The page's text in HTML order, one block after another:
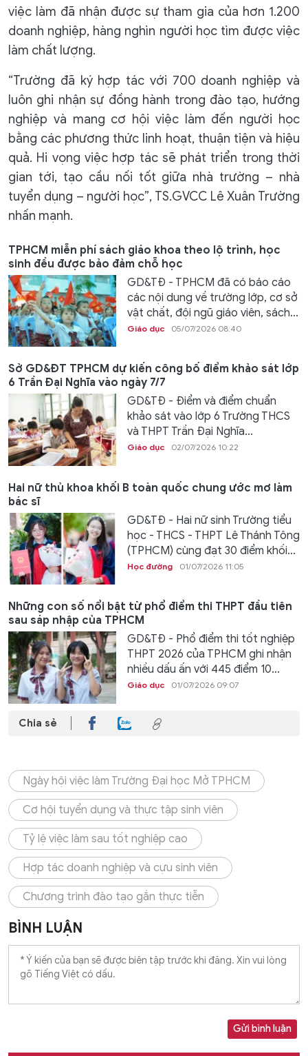
việc làm đã nhận được sự tham gia của hơn 1.200
doanh nghiệp, hàng nghìn người học tìm được việc
làm chất lượng.
“Trường đã ký hợp tác với 700 doanh nghiệp và
luôn ghi nhận sự đồng hành trong đào tạo, hướng
nghiệp và mang cơ hội việc làm đến người học
bằng các phương thức linh hoạt, thuận tiện và hiệu
quả. Hi vọng việc hợp tác sẽ phát triển trong thời
gian tới, tạo cầu nối tốt giữa nhà trường – nhà
tuyển dụng – người học”, TS.GVCC Lê Xuân Trường
nhấn mạnh.
TPHCM miễn phí sách giáo khoa theo lộ trình, học
sinh đều được bảo đảm chỗ học
GD&TĐ - TPHCM đã có báo cáo
các nội dung về trường lớp, cơ sở
vật chất, đội ngũ giáo viên, sách...
Giáo dục 05/07/2026 08:40
Sở GD&ĐT TPHCM dự kiến công bố điểm khảo sát lớp
6 Trần Đại Nghĩa vào ngày 7/7
GD&TĐ - Điểm và điểm chuẩn
khảo sát vào lớp 6 Trường THCS
và THPT Trần Đại Nghĩa...
Giáo dục 02/07/2026 10:22
Hai nữ thủ khoa khối B toàn quốc chung ước mơ làm
bác sĩ
GD&TĐ - Hai nữ sinh Trường tiểu
học - THCS - THPT Lê Thánh Tông
(TPHCM) cùng đạt 30 điểm khối...
Học đường 01/07/2026 11:05
Những con số nổi bật từ phổ điểm thi THPT đầu tiên
sau sáp nhập của TPHCM
GD&TĐ - Phổ điểm thi tốt nghiệp
THPT 2026 của TPHCM ghi nhận
nhiều dấu ấn với 445 điểm 10...
Giáo dục 01/07/2026 09:07
Chia sẻ
Ngày hội việc làm Trường Đại học Mở TPHCM
Cơ hội tuyển dụng và thực tập sinh viên
Tỷ lệ việc làm sau tốt nghiệp cao
Hợp tác doanh nghiệp và cựu sinh viên
Chương trình đào tạo gắn thực tiễn
BÌNH LUẬN
Gửi bình luận